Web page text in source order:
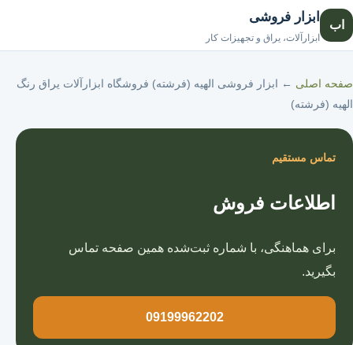
اب
ابزار فروشی
ابزارآلات، یراق و تجهیزات کار
صفحه اصلی ← ابزار فروشی الهیه (فرشته) فروشگاه ابزارآلات یراق رنگ
الهیه (فرشته)
تماس مستقیم
اطلاعات فروش
برای هماهنگی، با شماره ثبت‌شده همین صفحه تماس
بگیرید.
09199962202